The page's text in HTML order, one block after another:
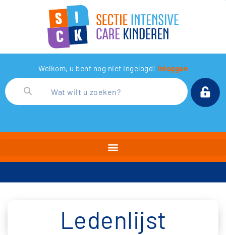
Welkom, u bent nog niet ingelogd! Inloggen
Ledenlijst